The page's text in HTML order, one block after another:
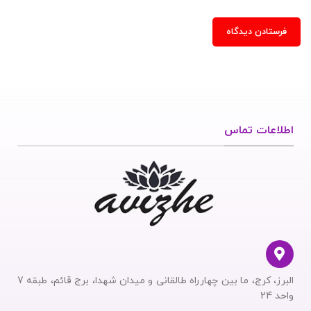
اطلاعات تماس
البرز، کرج، ما بین چهارراه طالقانی و میدان شهدا، برج قائم، طبقه 7
واحد 24